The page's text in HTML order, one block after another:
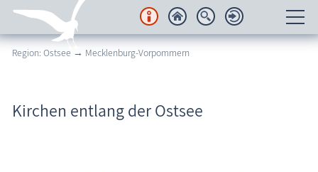
Unterkünfte
Region: Ostsee → Mecklenburg-Vorpommern
Kirchen entlang der Ostsee